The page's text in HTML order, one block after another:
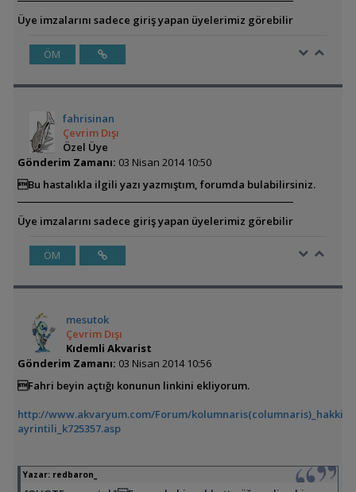
Üye imzalarını sadece giriş yapan üyelerimiz görebilir
ÖM
fahrisinan
Çevrim Dışı
Özel Üye
Gönderim Zamanı: 03 Nisan 2014 10:50
Bu hastalıkla ilgili yazı yazmıştım, forumda bulabilirsiniz.
Üye imzalarını sadece giriş yapan üyelerimiz görebilir
ÖM
mesutok
Çevrim Dışı
Kıdemli Akvarist
Gönderim Zamanı: 03 Nisan 2014 10:56
Fahri beyin açtığı konunun linkini ekliyorum.
http://www.akvaryum.com/Forum/
ayrintili_k725357.asp
Yazar: redbaron_